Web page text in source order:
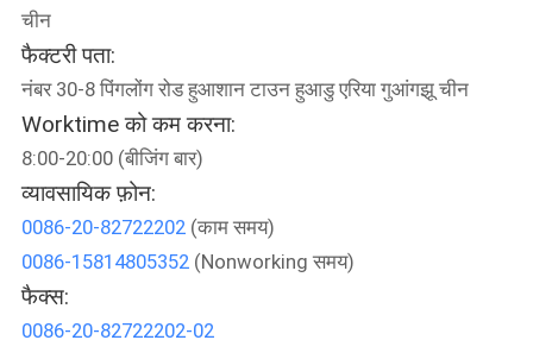
कारखाना
भ्रमण
गुणवत्ता
नियंत्रण
संपर्क
चीन
फैक्टरी पता:
नंबर 30-8 पिंगलोंग रोड हुआशान टाउन हुआडु एरिया गुआंगझू चीन
Worktime को कम करना:
8:00-20:00 (बीजिंग बार)
व्यावसायिक फ़ोन:
0086-20-82722202(काम समय)
0086-15814805352(Nonworking समय)
फैक्स:
0086-20-82722202-02